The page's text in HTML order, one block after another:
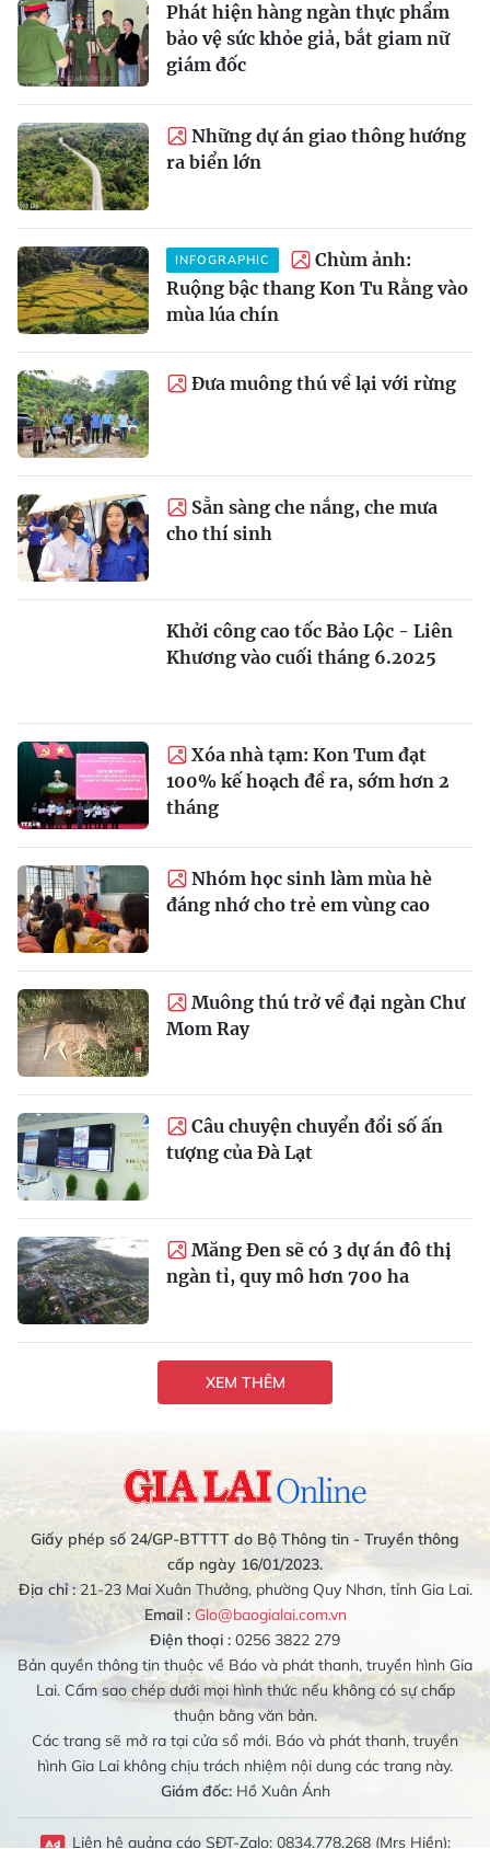
Phát hiện hàng ngàn thực phẩm
bảo vệ sức khỏe giả, bắt giam nữ
giám đốc
Những dự án giao thông hướng
ra biển lớn
INFOGRAPHIC
Chùm ảnh:
Ruộng bậc thang Kon Tu Rằng vào
mùa lúa chín
Đưa muông thú về lại với rừng
Sẵn sàng che nắng, che mưa
cho thí sinh
Khởi công cao tốc Bảo Lộc - Liên
Khương vào cuối tháng 6.2025
Xóa nhà tạm: Kon Tum đạt
100% kế hoạch đề ra, sớm hơn 2
tháng
Nhóm học sinh làm mùa hè
đáng nhớ cho trẻ em vùng cao
Muông thú trở về đại ngàn Chư
Mom Ray
Câu chuyện chuyển đổi số ấn
tượng của Đà Lạt
Măng Đen sẽ có 3 dự án đô thị
ngàn tỉ, quy mô hơn 700 ha
XEM THÊM
Giấy phép số 24/GP-BTTTT do Bộ Thông tin - Truyền thông
cấp ngày 16/01/2023.
Địa chỉ :21-23 Mai Xuân Thưởng, phường Quy Nhơn, tỉnh Gia Lai.
Email : Glo@baogialai.com.vn
Điện thoại : 0256 3822 279
Bản quyền thông tin thuộc về Báo và phát thanh, truyền hình Gia
Lai. Cấm sao chép dưới mọi hình thức nếu không có sự chấp
thuận bằng văn bản.
Các trang sẽ mở ra tại cửa sổ mới. Báo và phát thanh, truyền
hình Gia Lai không chịu trách nhiệm nội dung các trang này.
Giám đốc:Hồ Xuân Ánh
Liên hệ quảng cáo SĐT-Zalo: 0834.778.268 (Mrs Hiền);